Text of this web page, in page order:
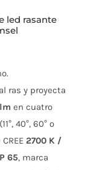
ras y proyecta
en cuatro
40°, 60° o
2700 K /
65, marca